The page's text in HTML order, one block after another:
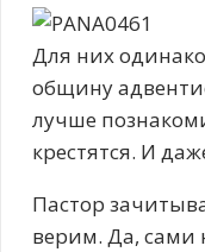
Для них
общину
лучше
крестятся. И
Пастор
верим. Да, сами